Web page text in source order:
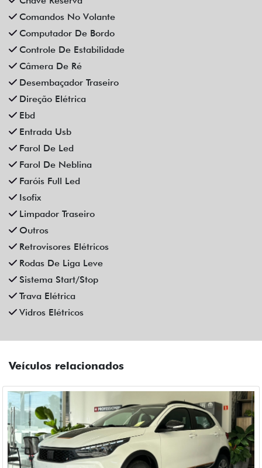
Comandos No Volante
Computador De Bordo
Controle De Estabilidade
Câmera De Ré
Desembaçador Traseiro
Direção Elétrica
Ebd
Entrada Usb
Farol De Led
Farol De Neblina
Faróis Full Led
Isofix
Limpador Traseiro
Outros
Retrovisores Elétricos
Rodas De Liga Leve
Sistema Start/Stop
Trava Elétrica
Vidros Elétricos
Veículos relacionados